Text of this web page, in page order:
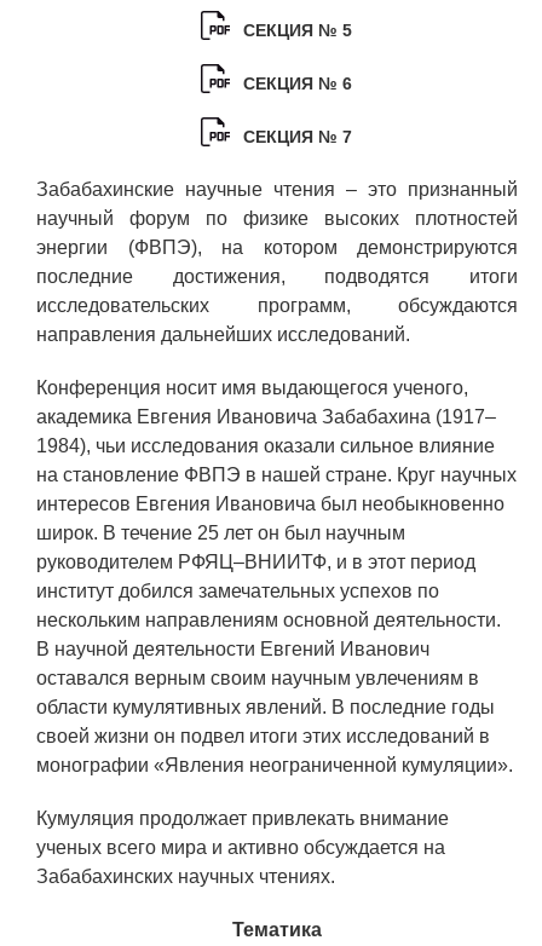
Каталог гражданской продукции
Технологии водородной энергетики
Электротехника
Системы безопасности
Услуги
Прочая продукция
Испытательный центр ВЭИ
СОЦИАЛЬНАЯ ОТВЕТСТВЕННОСТЬ
Охрана окружающей среды
Программы по оздоровлению
Обеспечение жильем
Социальная поддержка
Спорт и отдых
Санаторий-профилакторий
Высокая социальная эффективность
ВНИИТФ
Территория здоровья
СЕКЦИЯ № 5
СЕКЦИЯ № 6
СЕКЦИЯ № 7
Забабахинские научные чтения – это признанный
научный форум по физике высоких плотностей
энергии (ФВПЭ), на котором демонстрируются
последние достижения, подводятся итоги
исследовательских программ, обсуждаются
направления дальнейших исследований.
Конференция носит имя выдающегося ученого,
академика Евгения Ивановича Забабахина (1917–
1984), чьи исследования оказали сильное влияние
на становление ФВПЭ в нашей стране. Круг научных
интересов Евгения Ивановича был необыкновенно
широк. В течение 25 лет он был научным
руководителем РФЯЦ–ВНИИТФ, и в этот период
институт добился замечательных успехов по
нескольким направлениям основной деятельности.
В научной деятельности Евгений Иванович
оставался верным своим научным увлечениям в
области кумулятивных явлений. В последние годы
своей жизни он подвел итоги этих исследований в
монографии «Явления неограниченной кумуляции».
Кумуляция продолжает привлекать внимание
ученых всего мира и активно обсуждается на
Забабахинских научных чтениях.
Тематика